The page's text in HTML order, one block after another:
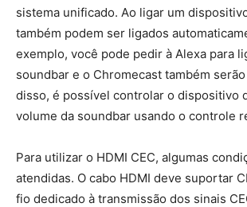
sistema unificado. Ao ligar um
também podem ser ligados
exemplo, você pode pedir à Alexa para
soundbar e o Chromecast também
disso, é possível controlar o dispositivo
volume da soundbar usando o controle
Para utilizar o HDMI CEC, algumas
atendidas. O cabo HDMI deve suportar
fio dedicado à transmissão dos sinais